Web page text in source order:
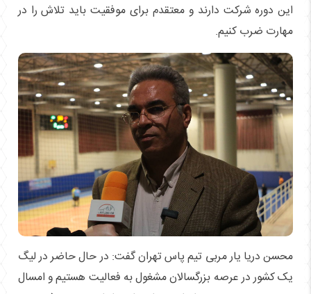
این دوره شرکت دارند و معتقدم برای موفقیت باید تلاش را در
مهارت ضرب کنیم.
محسن دریا یار مربی تیم پاس تهران گفت: در حال حاضر در لیگ
یک کشور در عرصه بزرگسالان مشغول به فعالیت هستیم و امسال